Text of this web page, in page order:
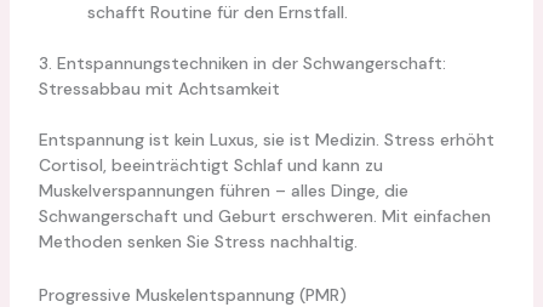
schafft Routine für den Ernstfall.
3. Entspannungstechniken in der Schwangerschaft:
Stressabbau mit Achtsamkeit
Entspannung ist kein Luxus, sie ist Medizin. Stress erhöht
Cortisol, beeinträchtigt Schlaf und kann zu
Muskelverspannungen führen – alles Dinge, die
Schwangerschaft und Geburt erschweren. Mit einfachen
Methoden senken Sie Stress nachhaltig.
Progressive Muskelentspannung (PMR)